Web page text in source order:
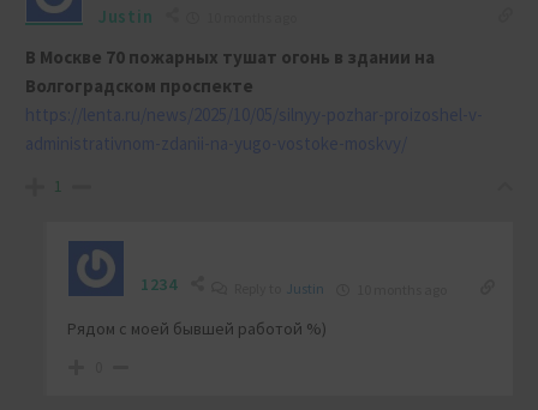
Justin
В Москве 70 пожарных тушат огонь в здании на
Волгоградском проспекте
https://lenta.ru/news/2025/10/05/silnyy-pozhar-proizoshel-v-
administrativnom-zdanii-na-yugo-vostoke-moskvy/
1
1234 Justin
Рядом с моей бывшей работой %)